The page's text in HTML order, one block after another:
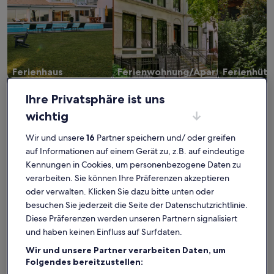
Ferienhaus Ferienwohnung/Apartment
Waschleithe: Finde deine
perfekte Unterkunft
Weitere Infos zu Ferienwohnung 'Böhme' mit Bergblick,
Weitere
Ihre Privatsphäre ist uns
wichtig
Wir und unsere16 Partner speichern und/ oder greifen
auf Informationen auf einem Gerät zu, z.B. auf eindeutige
Kennungen in Cookies, um personenbezogene Daten zu
verarbeiten. Sie können Ihre Präferenzen akzeptieren
oder verwalten. Klicken Sie dazu bitte unten oder
besuchen Sie jederzeit die Seite der Datenschutzrichtlinie.
Diese Präferenzen werden unseren Partnern signalisiert
und haben keinen Einfluss auf Surfdaten.
Wir und unsere Partner verarbeiten Daten, um
Folgendes bereitzustellen: